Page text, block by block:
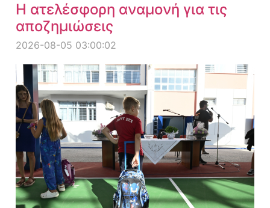
Η ατελέσφορη αναμονή για τις
αποζημιώσεις
2026-08-05 03:00:02